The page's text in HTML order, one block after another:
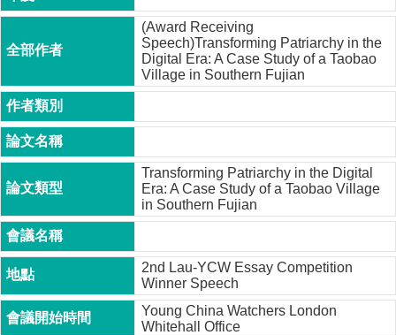
本
簡
本
所
成
員
博
班
碩
士
班
(Award Receiving
Speech)Transforming Patriarchy in the
Digital Era: A Case Study of a Taobao
Village in Southern Fujian
Transforming Patriarchy in the Digital
Era: A Case Study of a Taobao Village
in Southern Fujian
2nd Lau-YCW Essay Competition
Winner Speech
Young China Watchers London
Whitehall Office